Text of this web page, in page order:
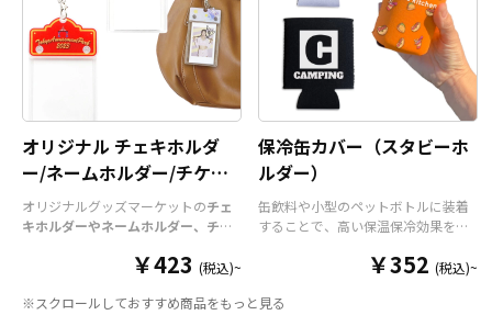
オリジナル チェキホルダ
ー/ネームホルダー/チケッ
トホルダー
オリジナルグッズマーケットのチェ
キホルダーやネームホルダー、チケ
ダーパーツを組み合わせた今まであ
です。透明度が高く美しいアクリル
￥423 (税込)~
保冷缶カバー（スタビーホ
ルダー）
缶飲料や小型のペットボトルに装着
することで、高い保温保冷効果を発
ダー）をOEM製作できます。使わな
携帯性に優れています。オールシー
￥352 (税込)~
※スクロールしておすすめ商品をもっと見る